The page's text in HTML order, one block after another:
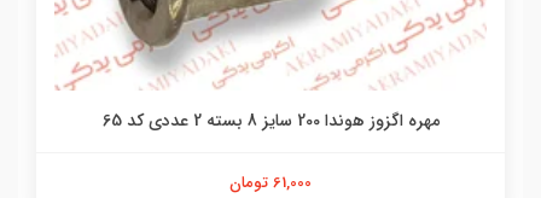
مهره اگزوز هوندا 200 سایز 8 بسته 2 عددی کد 65
61,000 تومان